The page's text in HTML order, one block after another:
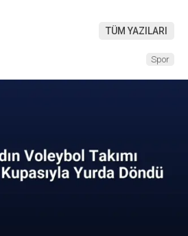
TÜM YAZILARI
Spor